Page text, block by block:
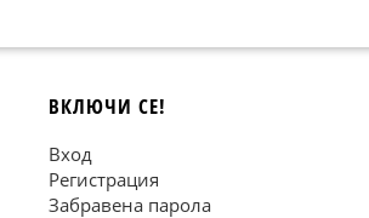
ВКЛЮЧИ СЕ!
Вход
Регистрация
Забравена парола